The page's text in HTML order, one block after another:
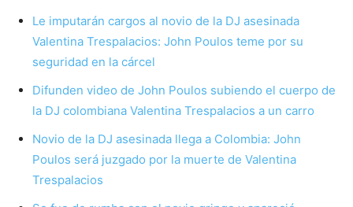
Le imputarán cargos al novio de la DJ asesinada
Valentina Trespalacios: John Poulos teme por su
seguridad en la cárcel
Difunden video de John Poulos subiendo el cuerpo de
la DJ colombiana Valentina Trespalacios a un carro
Novio de la DJ asesinada llega a Colombia: John
Poulos será juzgado por la muerte de Valentina
Trespalacios